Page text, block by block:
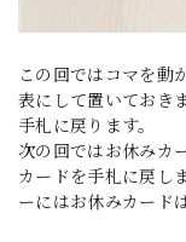
この回ではコマを動
表にして置いておき
手札に戻ります。
次の回ではお休みカ
カードを手札に戻し
ーにはお休みカード